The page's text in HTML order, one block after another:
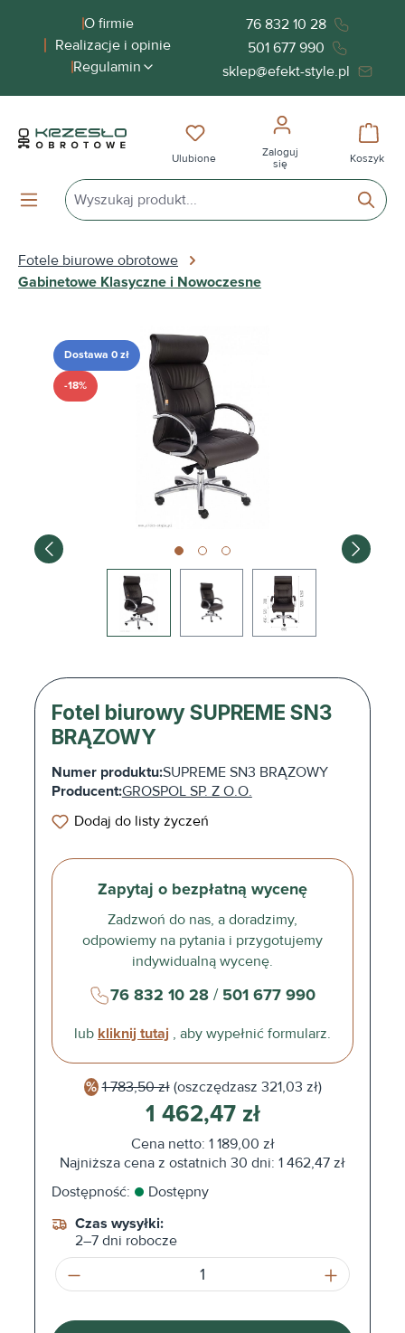
zawartościO firmie
Realizacje i opinie
Regulamin
76 832 10 28
501 677 990
sklep@efekt-style.pl
Masz 0 przedmioty na liście
Ulubione
Zaloguj
się
Koszyk
Fotele biurowe obrotowe
Gabinetowe Klasyczne i Nowoczesne
Pomiń galerię zdjęć
Dostawa 0 zł
-18%
Fotel biurowy SUPREME SN3
BRĄZOWY
Numer produktu:SUPREME SN3 BRĄZOWY
Producent:GROSPOL SP. Z O.O.
Dodaj do listy życzeń
Zapytaj o bezpłatną wycenę
Zadzwoń do nas, a doradzimy,
odpowiemy na pytania i przygotujemy
indywidualną wycenę.
76 832 10 28/ 501 677 990
lub kliknij tutaj , aby wypełnić formularz.
1 783,50 zł (oszczędzasz 321,03 zł)
1 462,47 zł
Cena netto: 1 189,00 zł
Najniższa cena z ostatnich 30 dni: 1 462,47 zł
Dostępność:
Dostępny
Czas wysyłki:
2–7 dni robocze
Ilość produktu: Wprowadź żądaną